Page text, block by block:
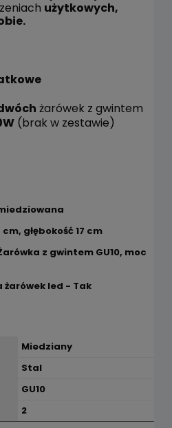
użytkowych,
żarówek z gwintem
(brak w zestawie)
głębokość 17 cm
z gwintem GU10, moc
żarówek led - Tak
Miedziany
Stal
GU10
2